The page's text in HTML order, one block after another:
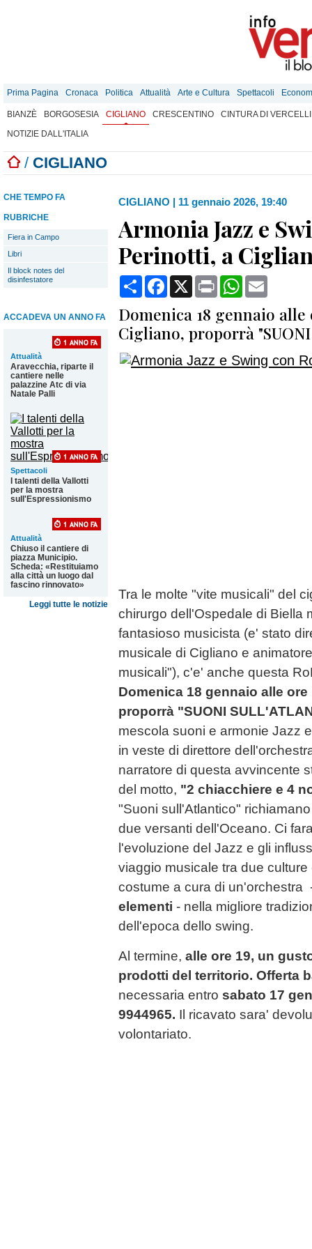
Prima Pagina Cronaca Politica Attualità Arte e Cultura Spettacoli
BIANZÈ BORGOSESIA CIGLIANO CRESCENTINO
CINTURA DI VERCELLI
NOTIZIE DALL'ITALIA
/ CIGLIANO
CHE TEMPO FA
RUBRICHE
Fiera in Campo
Libri
Il block notes del
disinfestatore
ACCADEVA UN ANNO FA
Attualità
Aravecchia, riparte il
cantiere nelle
palazzine Atc di via
Natale Palli
Spettacoli
I talenti della Vallotti
per la mostra
sull'Espressionismo
Attualità
Chiuso il cantiere di
piazza Municipio.
Scheda: «Restituiamo
alla città un luogo dal
fascino rinnovato»
Leggi tutte le notizie
CIGLIANO | 11 gennaio 2026, 19:40
Armonia Jazz e
Perinotti, a
CondividiFacebook
X Print WhatsApp
Domenica 18 gennaio alle
Cigliano, proporrà
Tra le molte "vite musicali" del
chirurgo dell'Ospedale di Biella
fantasioso musicista (e' stato
musicale di Cigliano e
musicali"), c'e' anche questa
Domenica 18 gennaio alle ore
proporrà "SUONI
mescola suoni e armonie Jazz
in veste di direttore
narratore di questa avvincente
del motto, "2 chiacchiere e 4
"Suoni sull'Atlantico"
due versanti dell'Oceano. Ci
l'evoluzione del Jazz e gli
viaggio musicale tra due
costume a cura di un'orchestra
elementi - nella migliore
dell'epoca dello swing.
Al termine, alle ore 19, un
prodotti del territorio. Offerta
necessaria entro sabato 17
9944965. Il ricavato sara'
volontariato.